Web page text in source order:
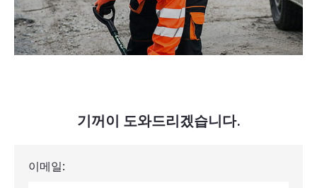
기꺼이 도와드리겠습니다.
이메일: